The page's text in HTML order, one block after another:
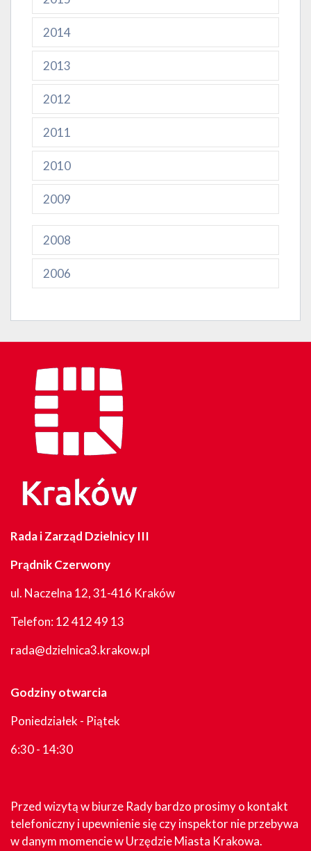
2014
2013
2012
2011
2010
2009
2008
2006
Rada i Zarząd Dzielnicy III
Prądnik Czerwony
ul. Naczelna 12, 31-416 Kraków
Telefon:12 412 49 13
rada@dzielnica3.krakow.pl
Godziny otwarcia
Poniedziałek - Piątek
6:30 - 14:30
Przed wizytą w biurze Rady bardzo prosimy o kontakt
telefoniczny i upewnienie się czy inspektor nie przebywa
w danym momencie w Urzędzie Miasta Krakowa.